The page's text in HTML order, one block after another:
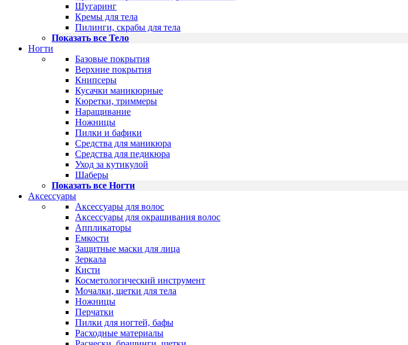
Шугаринг
Кремы для тела
Пилинги, скрабы для тела
Показать все Тело
Ногти
Базовые покрытия
Верхние покрытия
Книпсеры
Кусачки маникюрные
Кюретки, триммеры
Наращивание
Ножницы
Пилки и бафики
Средства для маникюра
Средства для педикюра
Уход за кутикулой
Шаберы
Показать все Ногти
Аксессуары
Аксессуары для волос
Аксессуары для окрашивания волос
Аппликаторы
Емкости
Защитные маски для лица
Зеркала
Кисти
Косметологический инструмент
Мочалки, щетки для тела
Ножницы
Перчатки
Пилки для ногтей, бафы
Расходные материалы